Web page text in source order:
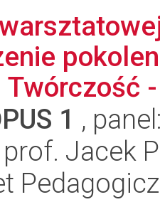
Twórczość
1 ,
Jacek